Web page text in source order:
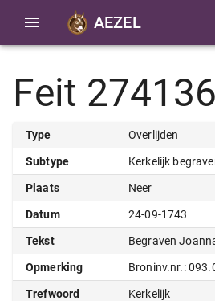
AEZEL
Feit
Type Overlijden
Subtype Kerkelijk
Plaats Neer
Datum 24-09-1743
Tekst Begraven
Opmerking Broninv.nr.:
Trefwoord
Kerkelijk